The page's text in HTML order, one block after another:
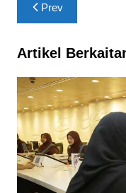
o
navigation
Prev
Artikel